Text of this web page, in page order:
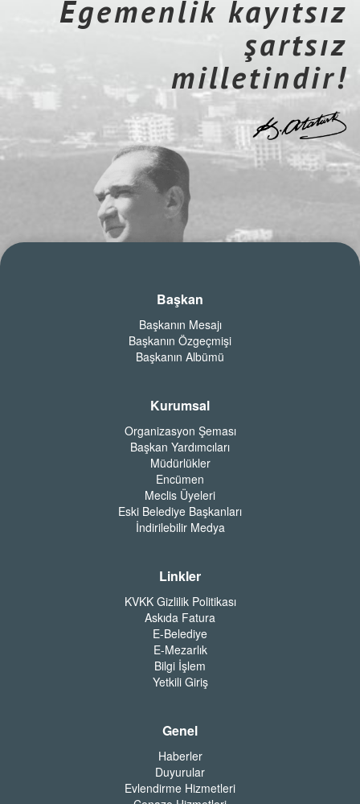
Egemenlik kayıtsız
şartsız
milletindir!
Başkan
Başkanın Mesajı
Başkanın Özgeçmişi
Başkanın Albümü
Kurumsal
Organizasyon Şeması
Başkan Yardımcıları
Müdürlükler
Encümen
Meclis Üyeleri
Eski Belediye Başkanları
İndirilebilir Medya
Linkler
KVKK Gizlilik Politikası
Askıda Fatura
E-Belediye
E-Mezarlık
Bilgi İşlem
Yetkili Giriş
Genel
Haberler
Duyurular
Evlendirme Hizmetleri